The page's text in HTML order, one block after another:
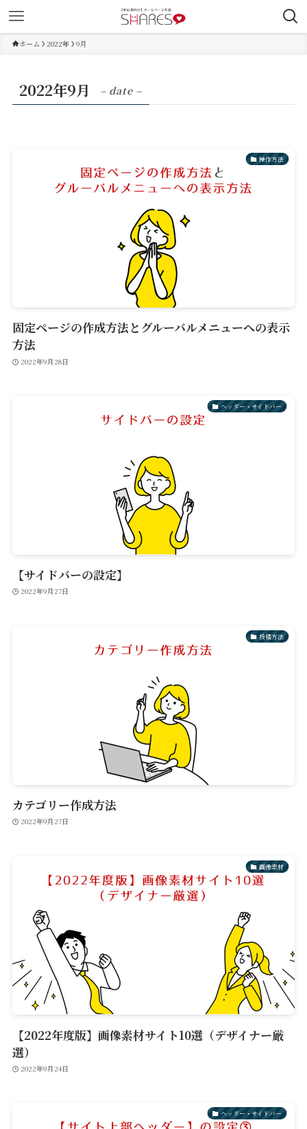
ホーム 2022年 9月
2022年9月 – date –
操作方法
固定ページの作成方法とグルーバルメニューへの表示
方法
2022年9月28日
ヘッダー・サイドバー
【サイドバーの設定】
2022年9月27日
投稿方法
カテゴリー作成方法
2022年9月27日
画像素材
【2022年度版】画像素材サイト10選（デザイナー厳
選）
2022年9月24日
ヘッダー・サイドバー